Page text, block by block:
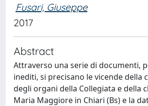
Fusari, Giuseppe
2017
Abstract
Attraverso una serie di documenti,
inediti, si precisano le vicende della
degli organi della Collegiata e della
Maria Maggiore in Chiari (Bs) e la